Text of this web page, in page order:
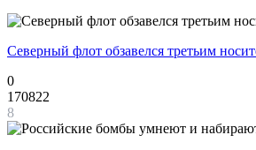
Северный флот обзавелся третьим
0
170822
8